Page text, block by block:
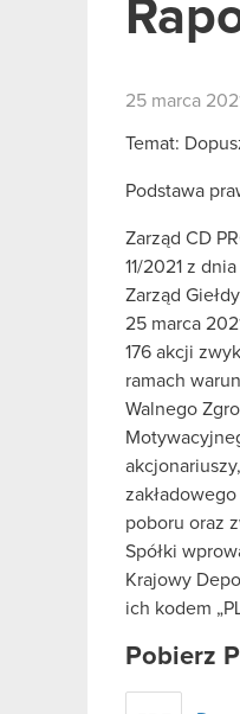
25 marca
Temat:
Podstawa
Zarząd CD
11/2021 z
Zarząd
25 marca
176 akcji
ramach
Walnego
poboru oraz
Spółki
Krajowy
ich kodem
Pobierz